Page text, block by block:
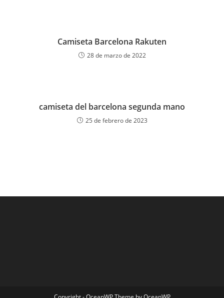
Camiseta Barcelona Rakuten
28 de marzo de 2022
camiseta del barcelona segunda mano
25 de febrero de 2023